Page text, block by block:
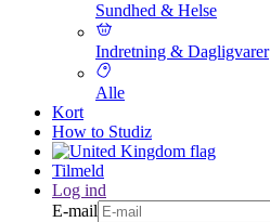
Sundhed & Helse
Indretning & Dagligvarer
Alle
Kort
How to Studiz
Tilmeld
Log ind
E-mail